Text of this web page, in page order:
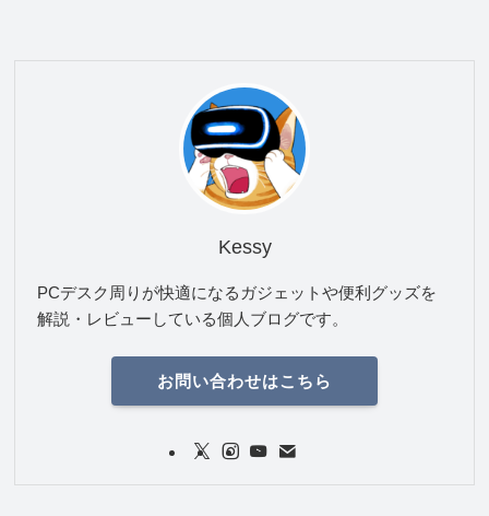
Kessy
PCデスク周りが快適になるガジェットや便利グッズを
解説・レビューしている個人ブログです。
お問い合わせはこちら